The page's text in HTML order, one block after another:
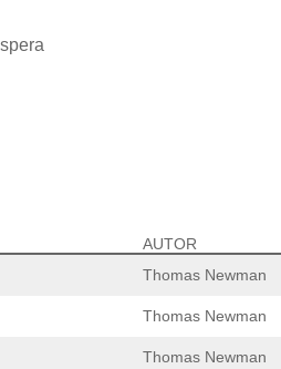
AUTOR
Thomas Newman
Thomas Newman
Thomas Newman